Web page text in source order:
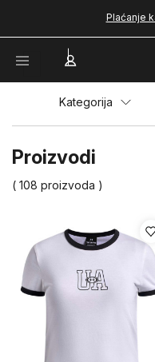
Plaćanje
Proizvodi
( 108 proizvoda )
Kategorija